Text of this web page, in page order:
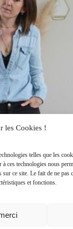
les Cookies !
telles que les
ces technologies nous
ce site. Le fait de ne pas
et fonctions.